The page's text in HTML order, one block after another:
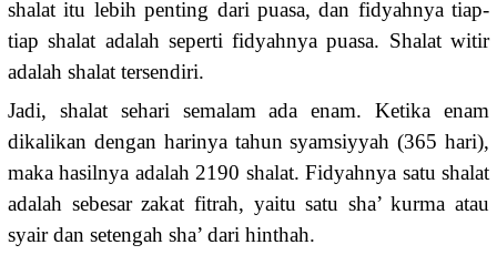
shalat itu lebih penting dari puasa, dan fidyahnya tiap-
tiap shalat adalah seperti fidyahnya puasa. Shalat witir
adalah shalat tersendiri.
Jadi, shalat sehari semalam ada enam. Ketika enam
dikalikan dengan harinya tahun syamsiyyah (365 hari),
maka hasilnya adalah 2190 shalat. Fidyahnya satu shalat
adalah sebesar zakat fitrah, yaitu satu sha’ kurma atau
syair dan setengah sha’ dari hinthah.